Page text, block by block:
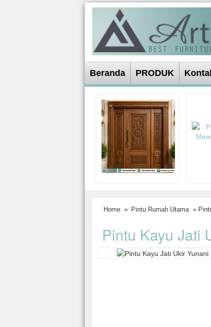
Beranda PRODUK
Home » Pintu Rumah Utama »
Pintu Kayu Jati